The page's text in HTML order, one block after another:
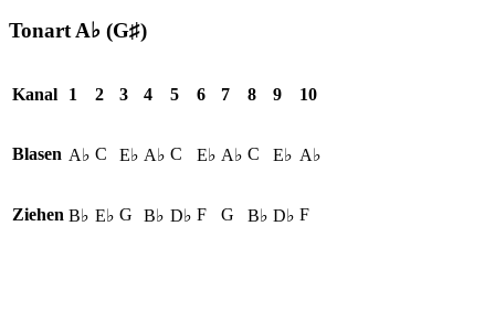
Tonart A♭ (G♯)
Kanal 1 2 3 4 5 6 7 8 9 10
Blasen A♭ C E♭ A♭ C E♭ A♭ C E♭ A♭
Ziehen B♭ E♭ G B♭ D♭ F G B♭ D♭ F